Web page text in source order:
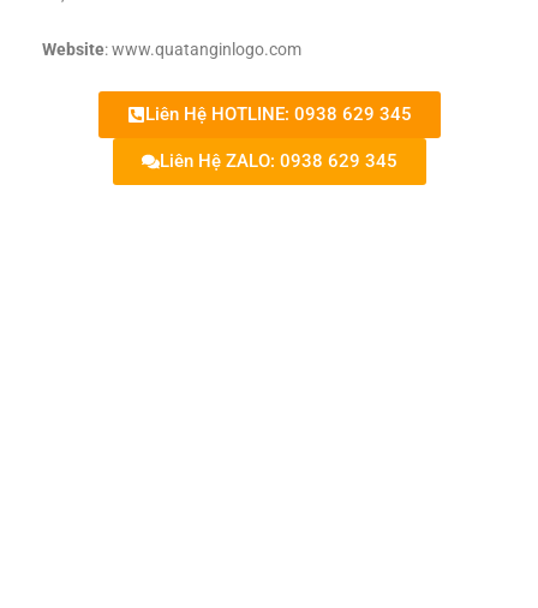
Website: www.quatanginlogo.com
Liên Hệ HOTLINE: 0938 629 345
Liên Hệ ZALO: 0938 629 345